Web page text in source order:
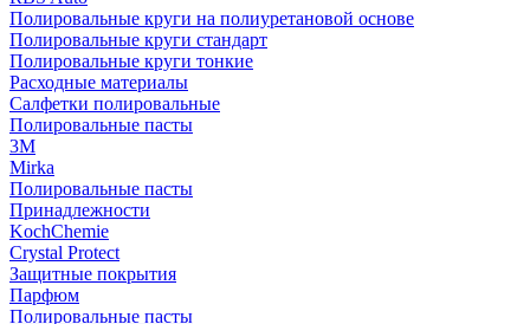
Полировальные круги на полиуретановой основе
Полировальные круги стандарт
Полировальные круги тонкие
Расходные материалы
Салфетки полировальные
Полировальные пасты
3М
Mirka
Полировальные пасты
Принадлежности
KochChemie
Crystal Protect
Защитные покрытия
Парфюм
Полировальные пасты